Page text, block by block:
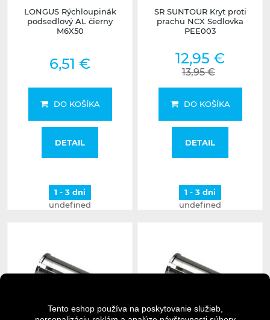
Tento eshop používa na poskytovanie služieb,
LONGUS Rýchloupinák
podsedlový AL čierny
M6X50
6,51 €
DO KOŠÍKA
DETAIL
1 - 3 dni
undefined
SR SUNTOUR Kryt proti
prachu NCX Sedlovka
PEE003
12,95 €
13,95 €
DO KOŠÍKA
DETAIL
1 - 3 dni
undefined